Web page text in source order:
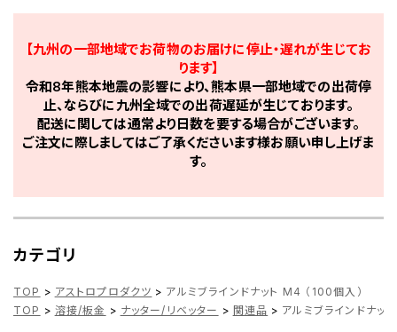
【九州の一部地域でお荷物のお届けに停止・遅れが生じてお
ります】
令和8年熊本地震の影響により、熊本県一部地域での出荷停
止、ならびに九州全域での出荷遅延が生じております。
配送に関しては通常より日数を要する場合がございます。
ご注文に際しましてはご了承くださいます様お願い申し上げま
す。
カテゴリ
TOP > アストロプロダクツ > アルミブラインドナット M4 （100個入）
TOP > 溶接/板金 > ナッター/リベッター > 関連品 > アルミブラインドナッ